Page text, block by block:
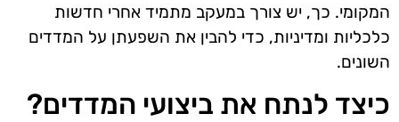
המקומי. כך, יש צורך במעקב מתמיד אחרי חדשות
כלכליות ומדיניות, כדי להבין את השפעתן על המדדים
השונים.
כיצד לנתח את ביצועי המדדים?